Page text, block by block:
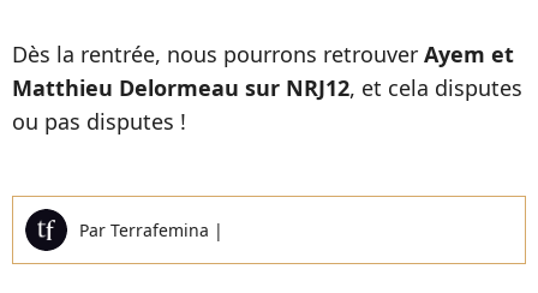
Dès la rentrée, nous pourrons retrouver Ayem et
Matthieu Delormeau sur NRJ12, et cela disputes
ou pas disputes !
Par Terrafemina |